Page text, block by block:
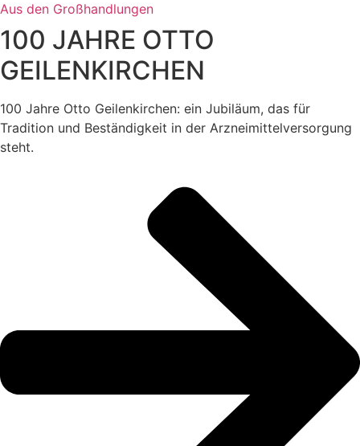
Aus den Großhandlungen
100 JAHRE OTTO
GEILENKIRCHEN
100 Jahre Otto Geilenkirchen: ein Jubiläum, das für
Tradition und Beständigkeit in der Arzneimittelversorgung
steht.